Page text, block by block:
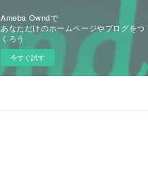
Ameba Owndで
あなただけのホームページやブログをつ
くろう
今すぐ試す